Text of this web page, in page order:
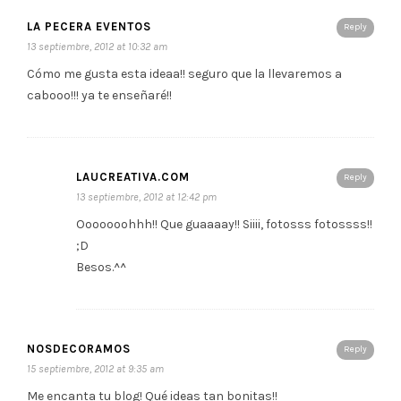
Reply
LA PECERA EVENTOS
13 septiembre, 2012 at 10:32 am
Cómo me gusta esta ideaa!! seguro que la llevaremos a
cabooo!!! ya te enseñaré!!
Reply
LAUCREATIVA.COM
13 septiembre, 2012 at 12:42 pm
Ooooooohhh!! Que guaaaay!! Siiii, fotosss fotossss!!
;D
Besos.^^
Reply
NOSDECORAMOS
15 septiembre, 2012 at 9:35 am
Me encanta tu blog! Qué ideas tan bonitas!!